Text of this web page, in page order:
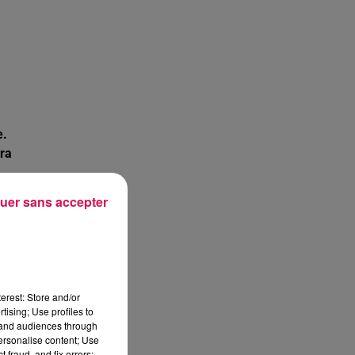
Store and/or
Use profiles to
audiences through
content; Use
sans accepter